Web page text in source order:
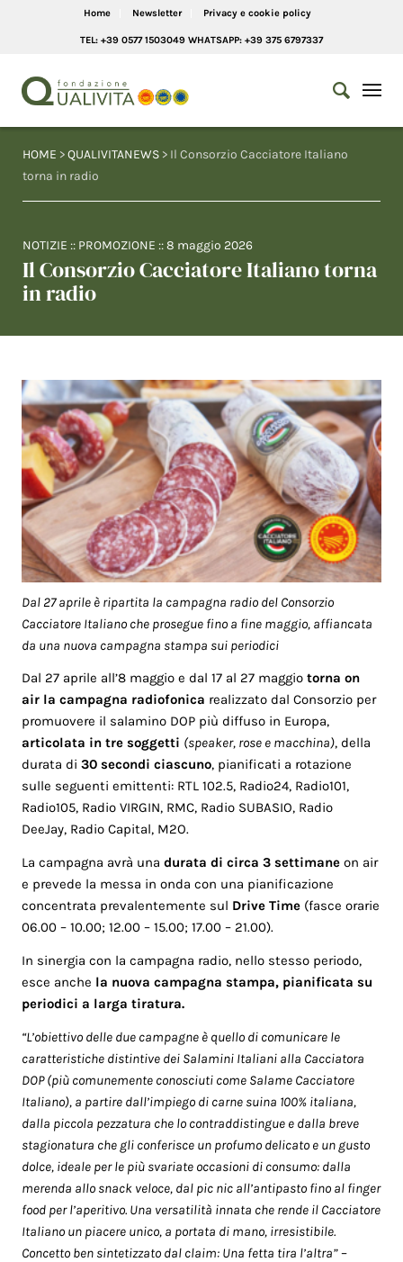
Home Newsletter Privacy e cookie policy
TEL: +39 0577 1503049 WHATSAPP: +39 375 6797337
HOME >QUALIVITANEWS > Il Consorzio Cacciatore Italiano
torna in radio
NOTIZIE :: PROMOZIONE ::8 maggio 2026
Il Consorzio Cacciatore Italiano torna
in radio
Dal 27 aprile è ripartita la campagna radio del Consorzio
Cacciatore Italiano che prosegue fino a fine maggio, affiancata
da una nuova campagna stampa sui periodici
Dal 27 aprile all’8 maggio e dal 17 al 27 maggio torna on
air la campagna radiofonica realizzato dal Consorzio per
promuovere il salamino DOP più diffuso in Europa,
articolata in tre soggetti (speaker, rose e macchina), della
durata di30 secondi ciascuno, pianificati a rotazione
sulle seguenti emittenti: RTL 102.5, Radio24, Radio101,
Radio105, Radio VIRGIN, RMC, Radio SUBASIO, Radio
DeeJay, Radio Capital, M2O.
La campagna avrà unadurata di circa 3 settimane on air
e prevede la messa in onda con una pianificazione
concentrata prevalentemente sul Drive Time (fasce orarie
06.00 – 10.00; 12.00 – 15.00; 17.00 – 21.00).
In sinergia con la campagna radio, nello stesso periodo,
esce anche la nuova campagna stampa, pianificata su
periodici a larga tiratura.
“L’obiettivo delle due campagne è quello di comunicare le
caratteristiche distintive dei Salamini Italiani alla Cacciatora
DOP (più comunemente conosciuti come Salame Cacciatore
Italiano), a partire dall’impiego di carne suina 100% italiana,
dalla piccola pezzatura che lo contraddistingue e dalla breve
stagionatura che gli conferisce un profumo delicato e un gusto
dolce, ideale per le più svariate occasioni di consumo: dalla
merenda allo snack veloce, dal pic nic all’antipasto fino al finger
food per l’aperitivo. Una versatilità innata che rende il Cacciatore
Italiano un piacere unico, a portata di mano, irresistibile.
Concetto ben sintetizzato dal claim: Una fetta tira l’altra”–